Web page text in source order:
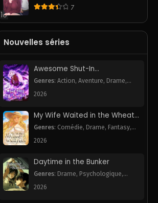
10
School Life, Smut
7
Nouvelles séries
Awesome Shut-In
Necromancer
Genres:Action,Aventure, Drame,
Harem
2026
My Wife Waited in the Wheat
Fields
Genres: Comédie, Drame, Fantasy,
Romance
2026
Daytime in the Bunker
Genres: Drame, Psychologique,
Romance
2026